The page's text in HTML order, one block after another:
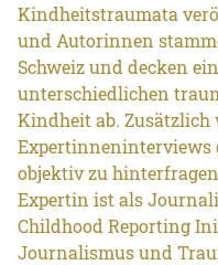
Kindheitstraumata
und Autorinnen
Schweiz und decken
unterschiedlichen
Kindheit ab. Zusätzlich
Expertinneninterviews
objektiv zu
Expertin ist als
Childhood Reporting
Journalismus und